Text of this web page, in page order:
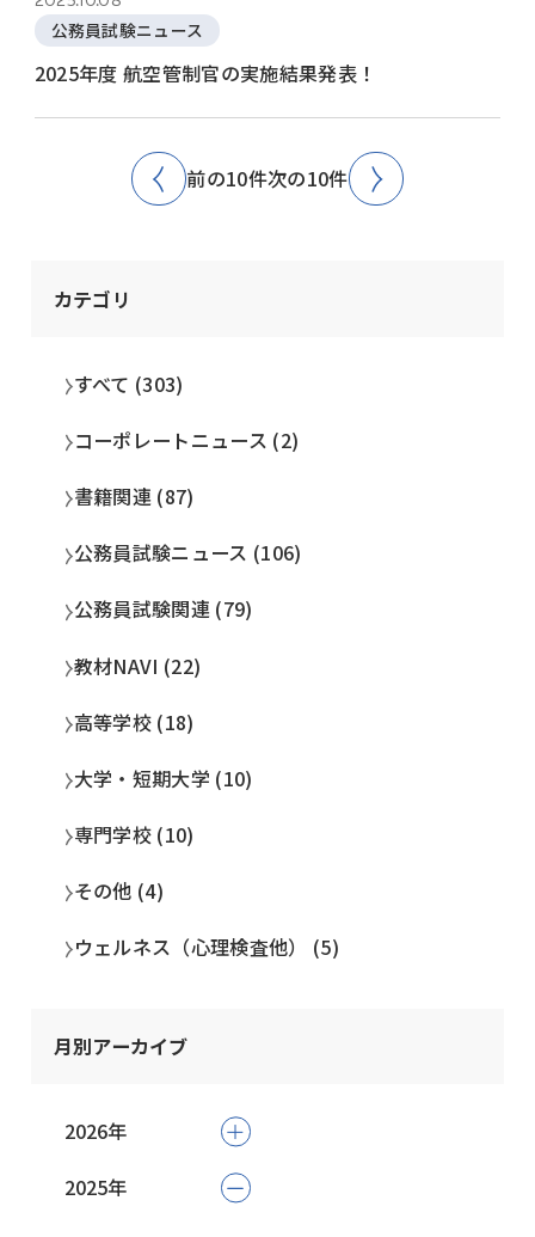
カテゴリ
すべて (303)
コーポレートニュース (2)
書籍関連 (87)
公務員試験ニュース (106)
公務員試験関連 (79)
教材NAVI (22)
高等学校 (18)
大学・短期大学 (10)
専門学校 (10)
その他 (4)
ウェルネス（心理検査他） (5)
月別アーカイブ
2026年
2026年08月 (9)
2025年
公務員試験ニュース
2025年度 航空管制官の実施結果発表！
前の10件次の10件